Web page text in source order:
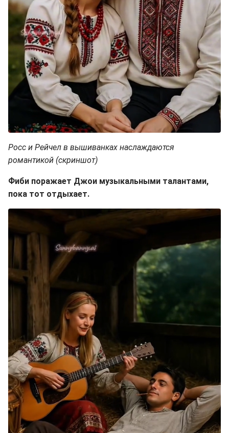
Росс и Рейчел в вышиванках наслаждаются
романтикой (скриншот)
Фиби поражает Джои музыкальными талантами,
пока тот отдыхает.